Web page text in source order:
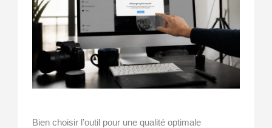
Bien choisir l’outil pour une qualité optimale